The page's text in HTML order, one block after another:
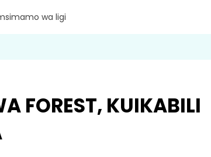
wa ligi
FOREST, KUIKABILI